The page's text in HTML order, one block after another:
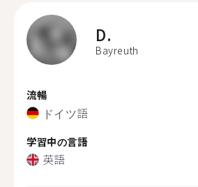
D.
Bayreuth
流暢
ドイツ語
学習中の言語
英語